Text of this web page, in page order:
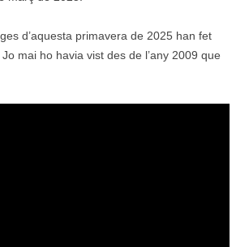
d’aquesta primavera de 2025 han fet
mai ho havia vist des de l’any 2009 que